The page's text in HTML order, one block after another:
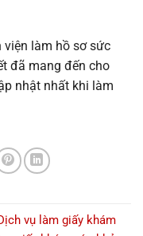
viện làm hồ sơ sức
đã mang đến cho
nhật nhất khi làm
vụ làm giấy khám